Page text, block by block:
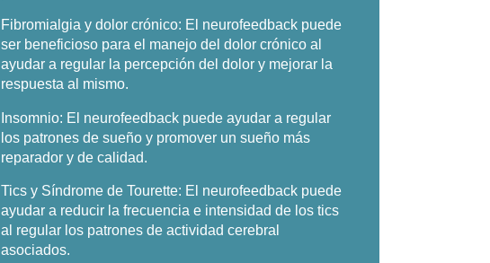
Fibromialgia y dolor crónico: El neurofeedback puede
ser beneficioso para el manejo del dolor crónico al
ayudar a regular la percepción del dolor y mejorar la
respuesta al mismo.
Insomnio: El neurofeedback puede ayudar a regular
los patrones de sueño y promover un sueño más
reparador y de calidad.
Tics y Síndrome de Tourette: El neurofeedback puede
ayudar a reducir la frecuencia e intensidad de los tics
al regular los patrones de actividad cerebral
asociados.